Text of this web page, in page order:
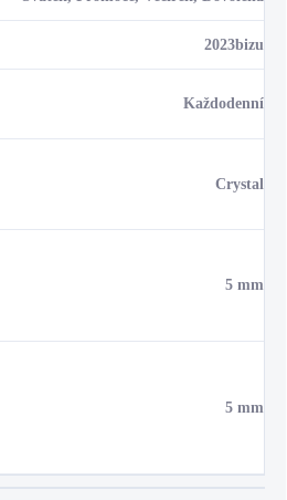
2023bizu
Každodenní
Crystal
5 mm
5 mm